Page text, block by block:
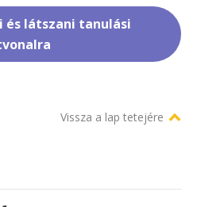
és látszani tanulási
Vissza a lap tetejére